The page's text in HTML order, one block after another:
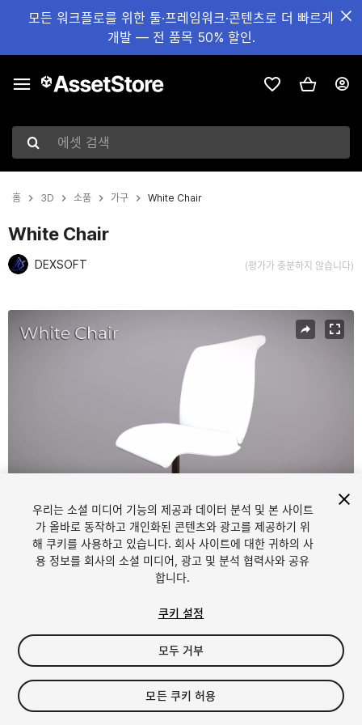
모든 워크플로를 위한 툴·프레임워크·콘텐츠로 더 빠르게
개발 — 전 품목 50% 할인.
에셋 검색
홈 3D 소품 가구 White Chair
White Chair
DEXSOFT (평가가 충분하지 않습니다)
1/8
$6.99
세금/부가세는 결제 시 반영됩니다.
우리는 소셜 미디어 기능의 제공과 데이터 분석 및 본 사이트
가 올바로 동작하고 개인화된 콘텐츠와 광고를 제공하기 위
해 쿠키를 사용하고 있습니다. 회사 사이트에 대한 귀하의 사
용 정보를 회사의 소셜 미디어, 광고 및 분석 협력사와 공유
합니다.
쿠키 설정
모두 거부
모든 쿠키 허용